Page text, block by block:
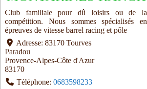
Club familiale pour dû loisirs ou de la
compétition. Nous sommes spécialisés en
épreuves de vitesse barrel racing et pôle
Adresse: 83170 Tourves
Paradou
Provence-Alpes-Côte d'Azur
83170
Téléphone: 0683598233